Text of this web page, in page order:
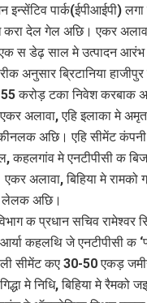
इन्सेंटिव पार्क(ईपीआईपी)
करा देल गेल अछि। एकर
स डेढ़ साल मे उत्पादन आरंभ
अनुसार ब्रिटानिया
55 करोड़ टका निवेश करबाक
अलावा, एहि इलाका मे
अछि। एहि सीमेंट
कहलगांव मे एनटीपीसी क
अलावा, बिहिया मे
अछि।
क प्रधान सचिव
कहलथि जे एनटीपीसी क
सीमेंट कए 30-50 एकड़
मे निधि, बिहिया मे